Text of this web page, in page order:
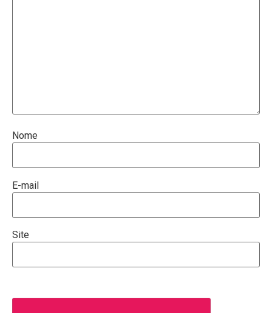
Nome
E-mail
Site